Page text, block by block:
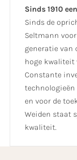
Sinds 1910
Sinds de
Seltmann
generatie van
hoge kwaliteit
Constante
technologieën
en voor de
Weiden staat
kwaliteit.